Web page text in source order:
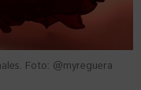
Foto: @myreguera